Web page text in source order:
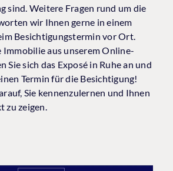
sind. Weitere Fragen rund um die
wir Ihnen gerne in einem
Besichtigungstermin vor Ort.
Immobilie aus unserem Online-
Sie sich das Exposé in Ruhe an und
Termin für die Besichtigung!
Sie kennenzulernen und Ihnen
zu zeigen.